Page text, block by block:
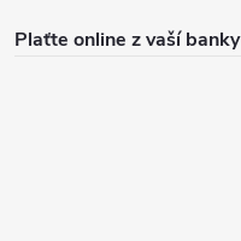
Plaťte online z vaší banky